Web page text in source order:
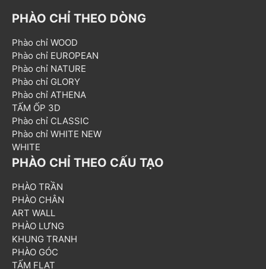
PHÀO CHỈ THEO DÒNG
Phào chỉ WOOD
Phào chỉ EUROPEAN
Phào chỉ NATURE
Phào chỉ GLORY
Phào chỉ ATHENA
TẤM ỐP 3D
Phào chỉ CLASSIC
Phào chỉ WHITE NEW
WHITE
PHÀO CHỈ THEO CẤU TẠO
PHÀO TRẦN
PHÀO CHÂN
ART WALL
PHÀO LƯNG
KHUNG TRANH
PHÀO GÓC
TẤM FLAT